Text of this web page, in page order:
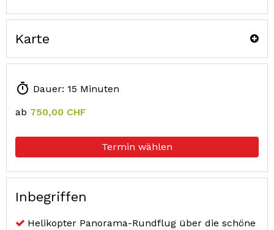
Karte
Dauer: 15 Minuten
ab 750,00 CHF
Termin wählen
Inbegriffen
Helikopter Panorama-Rundflug über die schöne